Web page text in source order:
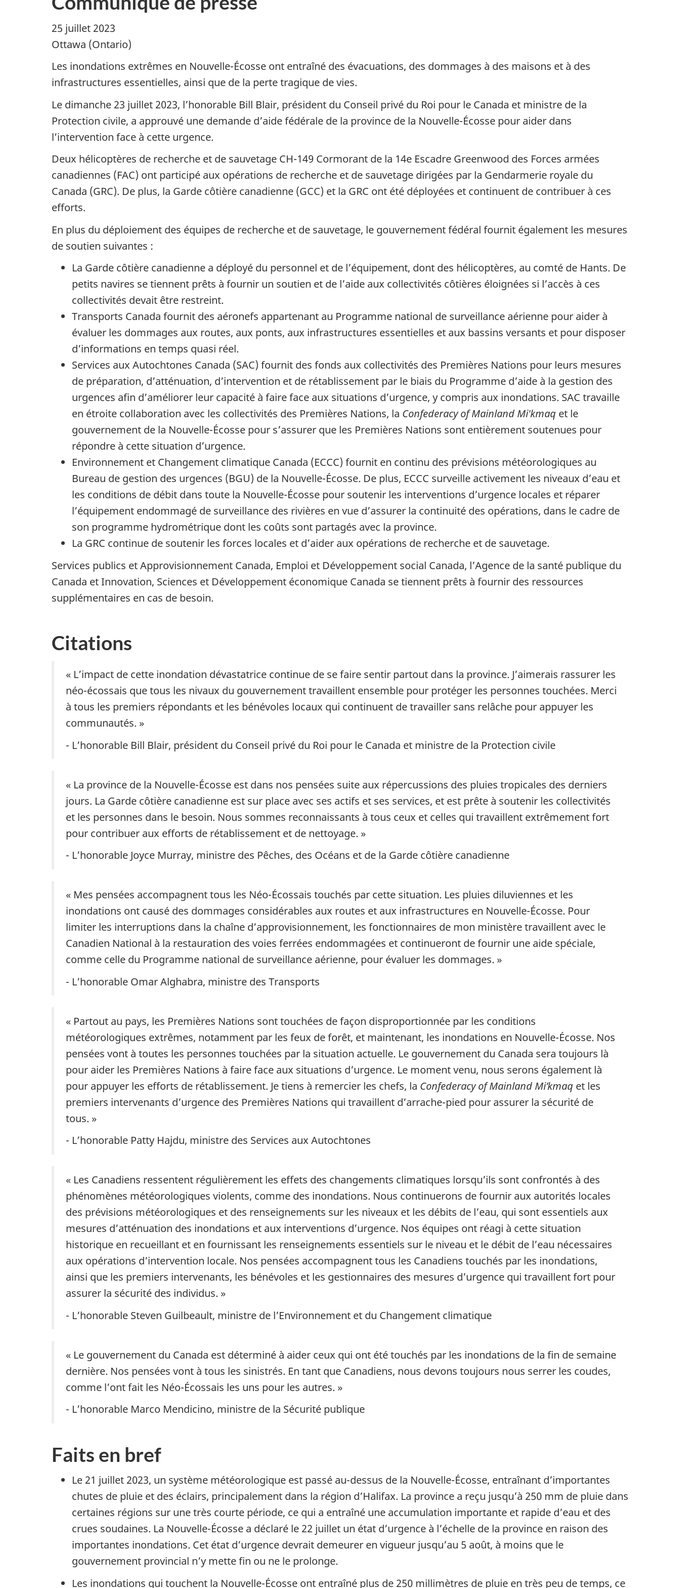
25 juillet 2023
Ottawa (Ontario)
Les inondations extrêmes en Nouvelle-Écosse ont entraîné des évacuations, des dommages à des maisons et à des
infrastructures essentielles, ainsi que de la perte tragique de vies.
Le dimanche 23 juillet 2023, l’honorable Bill Blair, président du Conseil privé du Roi pour le Canada et ministre de la
Protection civile, a approuvé une demande d’aide fédérale de la province de la Nouvelle-Écosse pour aider dans
l’intervention face à cette urgence.
Deux hélicoptères de recherche et de sauvetage CH-149 Cormorant de la 14e Escadre Greenwood des Forces armées
canadiennes (FAC) ont participé aux opérations de recherche et de sauvetage dirigées par la Gendarmerie royale du
Canada (GRC). De plus, la Garde côtière canadienne (GCC) et la GRC ont été déployées et continuent de contribuer à ces
efforts.
En plus du déploiement des équipes de recherche et de sauvetage, le gouvernement fédéral fournit également les mesures
de soutien suivantes :
La Garde côtière canadienne a déployé du personnel et de l’équipement, dont des hélicoptères, au comté de Hants. De
petits navires se tiennent prêts à fournir un soutien et de l’aide aux collectivités côtières éloignées si l’accès à ces
collectivités devait être restreint.
Transports Canada fournit des aéronefs appartenant au Programme national de surveillance aérienne pour aider à
évaluer les dommages aux routes, aux ponts, aux infrastructures essentielles et aux bassins versants et pour disposer
d’informations en temps quasi réel.
Services aux Autochtones Canada (SAC) fournit des fonds aux collectivités des Premières Nations pour leurs mesures
de préparation, d’atténuation, d’intervention et de rétablissement par le biais du Programme d’aide à la gestion des
urgences afin d’améliorer leur capacité à faire face aux situations d’urgence, y compris aux inondations. SAC travaille
en étroite collaboration avec les collectivités des Premières Nations, la Confederacy of Mainland Mi'kmaq et le
gouvernement de la Nouvelle-Écosse pour s’assurer que les Premières Nations sont entièrement soutenues pour
répondre à cette situation d’urgence.
Environnement et Changement climatique Canada (ECCC) fournit en continu des prévisions météorologiques au
Bureau de gestion des urgences (BGU) de la Nouvelle-Écosse. De plus, ECCC surveille activement les niveaux d’eau et
les conditions de débit dans toute la Nouvelle-Écosse pour soutenir les interventions d’urgence locales et réparer
l’équipement endommagé de surveillance des rivières en vue d’assurer la continuité des opérations, dans le cadre de
son programme hydrométrique dont les coûts sont partagés avec la province.
La GRC continue de soutenir les forces locales et d’aider aux opérations de recherche et de sauvetage.
Services publics et Approvisionnement Canada, Emploi et Développement social Canada, l’Agence de la santé publique du
Canada et Innovation, Sciences et Développement économique Canada se tiennent prêts à fournir des ressources
supplémentaires en cas de besoin.
Citations
« L’impact de cette inondation dévastatrice continue de se faire sentir partout dans la province. J’aimerais rassurer les
néo-écossais que tous les nivaux du gouvernement travaillent ensemble pour protéger les personnes touchées. Merci
à tous les premiers répondants et les bénévoles locaux qui continuent de travailler sans relâche pour appuyer les
communautés. »
- L’honorable Bill Blair, président du Conseil privé du Roi pour le Canada et ministre de la Protection civile
« La province de la Nouvelle-Écosse est dans nos pensées suite aux répercussions des pluies tropicales des derniers
jours. La Garde côtière canadienne est sur place avec ses actifs et ses services, et est prête à soutenir les collectivités
et les personnes dans le besoin. Nous sommes reconnaissants à tous ceux et celles qui travaillent extrêmement fort
pour contribuer aux efforts de rétablissement et de nettoyage. »
- L’honorable Joyce Murray, ministre des Pêches, des Océans et de la Garde côtière canadienne
« Mes pensées accompagnent tous les Néo-Écossais touchés par cette situation. Les pluies diluviennes et les
inondations ont causé des dommages considérables aux routes et aux infrastructures en Nouvelle-Écosse. Pour
limiter les interruptions dans la chaîne d’approvisionnement, les fonctionnaires de mon ministère travaillent avec le
Canadien National à la restauration des voies ferrées endommagées et continueront de fournir une aide spéciale,
comme celle du Programme national de surveillance aérienne, pour évaluer les dommages. »
- L’honorable Omar Alghabra, ministre des Transports
« Partout au pays, les Premières Nations sont touchées de façon disproportionnée par les conditions
météorologiques extrêmes, notamment par les feux de forêt, et maintenant, les inondations en Nouvelle-Écosse. Nos
pensées vont à toutes les personnes touchées par la situation actuelle. Le gouvernement du Canada sera toujours là
pour aider les Premières Nations à faire face aux situations d’urgence. Le moment venu, nous serons également là
pour appuyer les efforts de rétablissement. Je tiens à remercier les chefs, la Confederacy of Mainland Mi’kmaq et les
premiers intervenants d’urgence des Premières Nations qui travaillent d’arrache-pied pour assurer la sécurité de
tous. »
- L’honorable Patty Hajdu, ministre des Services aux Autochtones
« Les Canadiens ressentent régulièrement les effets des changements climatiques lorsqu’ils sont confrontés à des
phénomènes météorologiques violents, comme des inondations. Nous continuerons de fournir aux autorités locales
des prévisions météorologiques et des renseignements sur les niveaux et les débits de l’eau, qui sont essentiels aux
mesures d’atténuation des inondations et aux interventions d’urgence. Nos équipes ont réagi à cette situation
historique en recueillant et en fournissant les renseignements essentiels sur le niveau et le débit de l’eau nécessaires
aux opérations d’intervention locale. Nos pensées accompagnent tous les Canadiens touchés par les inondations,
ainsi que les premiers intervenants, les bénévoles et les gestionnaires des mesures d’urgence qui travaillent fort pour
assurer la sécurité des individus. »
- L’honorable Steven Guilbeault, ministre de l’Environnement et du Changement climatique
« Le gouvernement du Canada est déterminé à aider ceux qui ont été touchés par les inondations de la fin de semaine
dernière. Nos pensées vont à tous les sinistrés. En tant que Canadiens, nous devons toujours nous serrer les coudes,
comme l’ont fait les Néo-Écossais les uns pour les autres. »
- L’honorable Marco Mendicino, ministre de la Sécurité publique
Faits en bref
Le 21 juillet 2023, un système météorologique est passé au-dessus de la Nouvelle-Écosse, entraînant d’importantes
chutes de pluie et des éclairs, principalement dans la région d’Halifax. La province a reçu jusqu’à 250 mm de pluie dans
certaines régions sur une très courte période, ce qui a entraîné une accumulation importante et rapide d’eau et des
crues soudaines. La Nouvelle-Écosse a déclaré le 22 juillet un état d’urgence à l’échelle de la province en raison des
importantes inondations. Cet état d’urgence devrait demeurer en vigueur jusqu’au 5 août, à moins que le
gouvernement provincial n’y mette fin ou ne le prolonge.
Les inondations qui touchent la Nouvelle-Écosse ont entraîné plus de 250 millimètres de pluie en très peu de temps, ce